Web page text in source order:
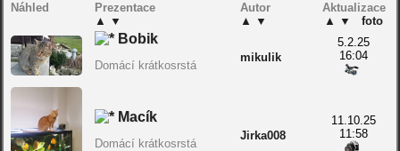
Náhled
Prezentace
▲ ▼
Autor
▲ ▼
Aktualizace
▲ ▼ foto
Bobik
Domácí krátkosrstá
mikulik
5.2.25
16:04
Macík
Domácí krátkosrstá
Jirka008
11.10.25
11:58